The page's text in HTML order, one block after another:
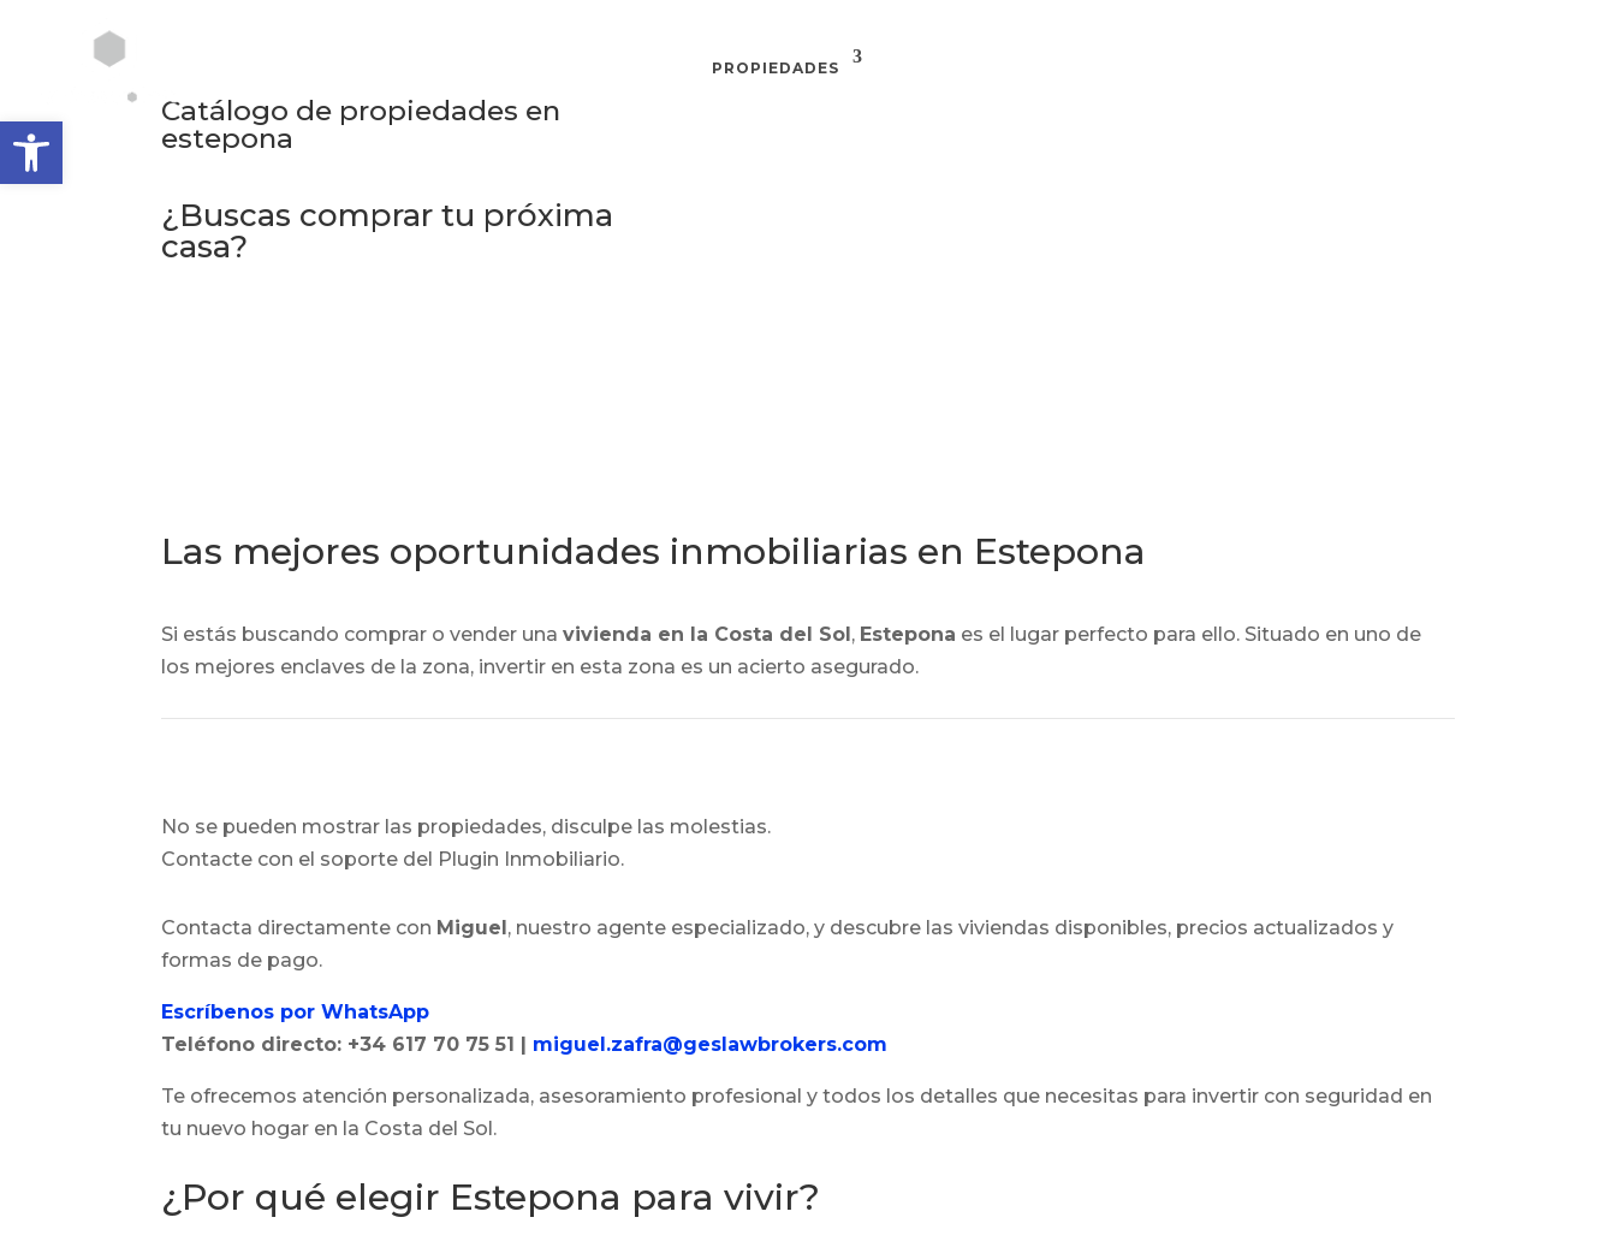
PROPIEDADES
Catálogo de propiedades en
estepona
¿Buscas comprar tu próxima
casa?
Las mejores oportunidades inmobiliarias en Estepona
Si estás buscando comprar o vender unavivienda en la Costa del Sol, Estepona es el lugar perfecto para ello. Situado en uno de
los mejores enclaves de la zona, invertir en esta zona es un acierto asegurado.
No se pueden mostrar las propiedades, disculpe las molestias.
Contacte con el soporte del Plugin Inmobiliario.
Contacta directamente con Miguel, nuestro agente especializado, y descubre las viviendas disponibles, precios actualizados y
formas de pago.
Escríbenos por WhatsApp
Teléfono directo: +34 617 70 75 51 | miguel.zafra@geslawbrokers.com
Te ofrecemos atención personalizada, asesoramiento profesional y todos los detalles que necesitas para invertir con seguridad en
tu nuevo hogar en la Costa del Sol.
¿Por qué elegir Estepona para vivir?
Abrir barra de herramientas